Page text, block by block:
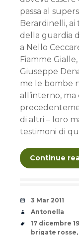
passa al
Berardinelli,
della guardia
a Nello
Fiamme
Giuseppe
me le bombe
all’interno,
di altri – loro
testimoni di
Continue
Date
3 Mar 2011
Author
Antonella
Tags
17 dicembre
brigate rosse,